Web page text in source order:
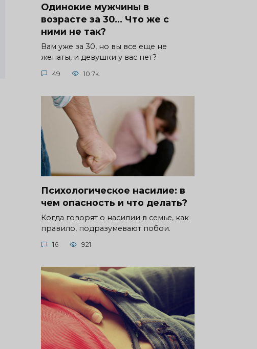
Одинокие мужчины в
возрасте за 30… Что же с
ними не так?
Вам уже за 30, но вы все еще не
женаты, и девушки у вас нет?
49 10.7к.
Психологическое насилие: в
чем опасность и что делать?
Когда говорят о насилии в семье, как
правило, подразумевают побои.
16 921